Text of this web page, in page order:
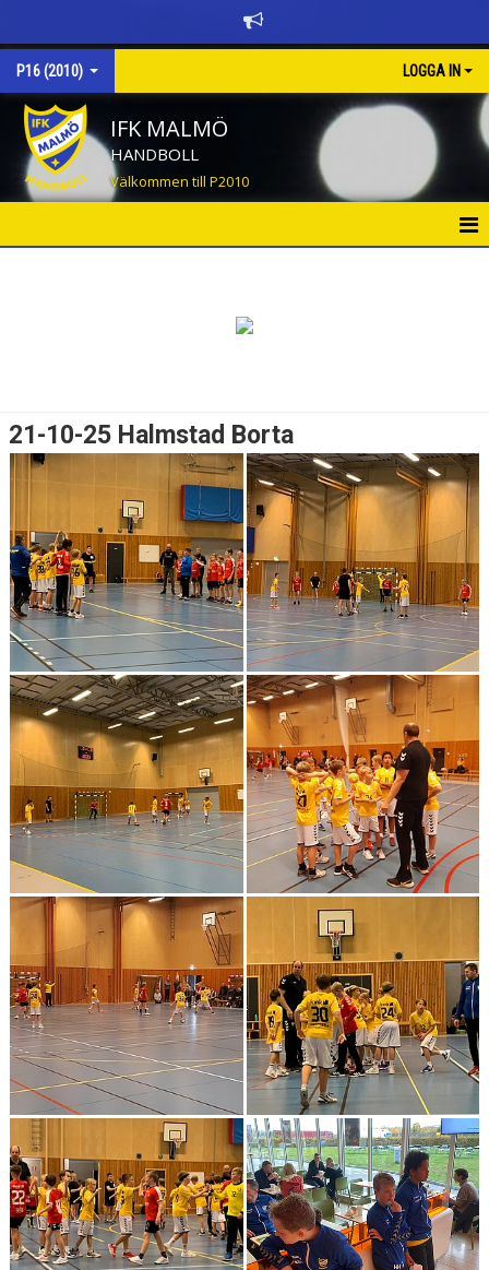
P16 (2010) LOGGA IN
IFK MALMÖ
HANDBOLL
Välkommen till P2010
BILDGALLERI
KONTAKT
DOKUMENT
MATCHER P16 NIVÅ 2
MATCHER P15
VÅRA MATCHER PÅ TV
SCHYSSTMATCHMÖTE
21-10-25 Halmstad Borta